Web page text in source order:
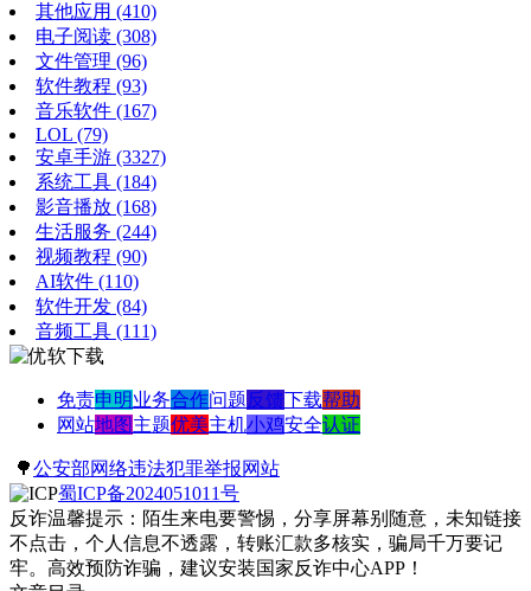
其他应用 (410)
电子阅读 (308)
文件管理 (96)
软件教程 (93)
音乐软件 (167)
LOL (79)
安卓手游 (3327)
系统工具 (184)
影音播放 (168)
生活服务 (244)
视频教程 (90)
AI软件 (110)
软件开发 (84)
音频工具 (111)
免责申明业务合作问题反馈下载帮助
网站地图 主题优美主机小鸡安全认证
🌳公安部网络违法犯罪举报网站
蜀ICP备2024051011号
反诈温馨提示：陌生来电要警惕，分享屏幕别随意，未知链接
不点击，个人信息不透露，转账汇款多核实，骗局千万要记
牢。高效预防诈骗，建议安装国家反诈中心APP！